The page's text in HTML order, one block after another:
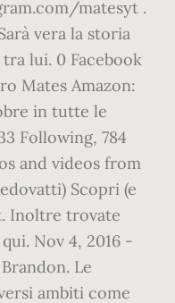
matesyt .
vera la storia
lui. 0 Facebook
Mates Amazon:
in tutte le
Following, 784
and videos from
Scopri (e
Inoltre trovate
Nov 4, 2016 -
Le
ambiti come